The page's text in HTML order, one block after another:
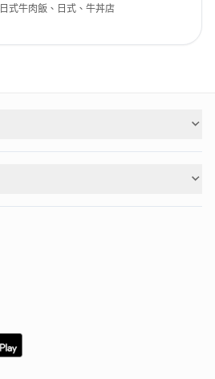
日式牛肉飯、日式、牛丼店